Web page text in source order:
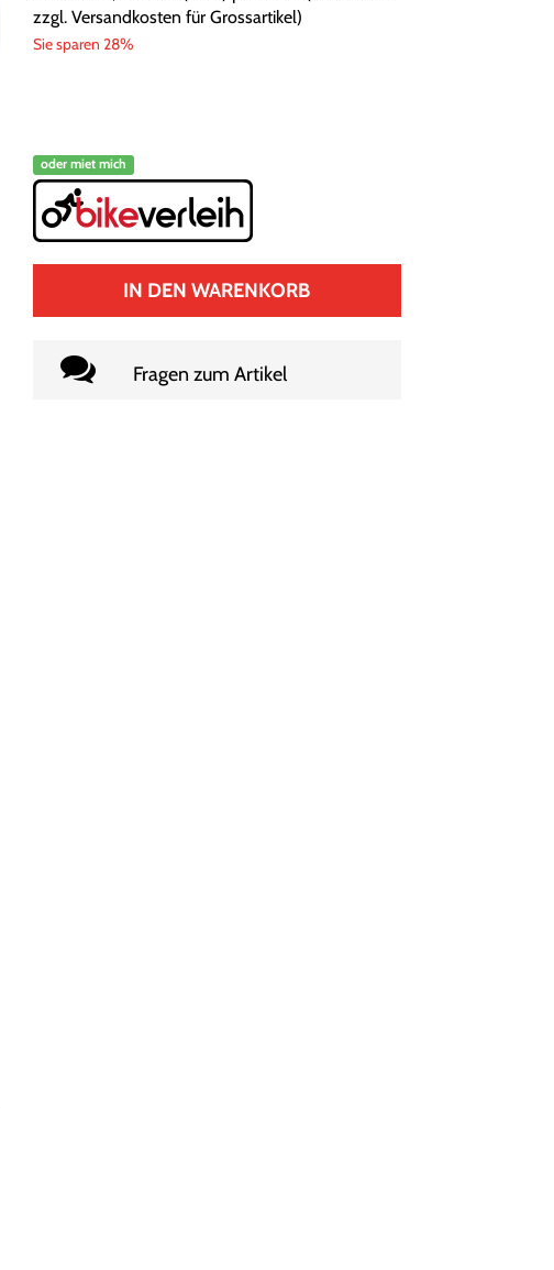
zzgl. Versandkosten für Grossartikel)
Sie sparen 28%
oder miet mich
IN DEN WARENKORB
Fragen zum Artikel